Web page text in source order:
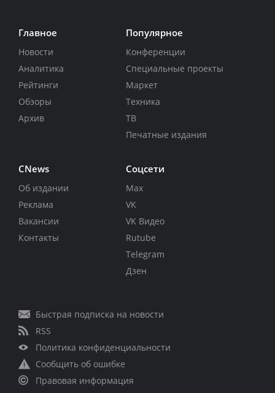
Главное
Новости
Аналитика
Рейтинги
Обзоры
Архив
Популярное
Конференции
Специальные проекты
Маркет
Техника
ТВ
Печатные издания
CNews
Об издании
Реклама
Вакансии
Контакты
Соцсети
Max
VK
VK Видео
Rutube
Telegram
Дзен
Быстрая подписка на новости
RSS
Политика конфиденциальности
Сообщить об ошибке
Правовая информация